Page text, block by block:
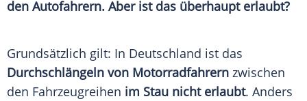
den Autofahrern. Aber ist das überhaupt erlaubt?
Grundsätzlich gilt: In Deutschland ist das
Durchschlängeln von Motorradfahrern zwischen
den Fahrzeugreihen im Stau nicht erlaubt. Anders